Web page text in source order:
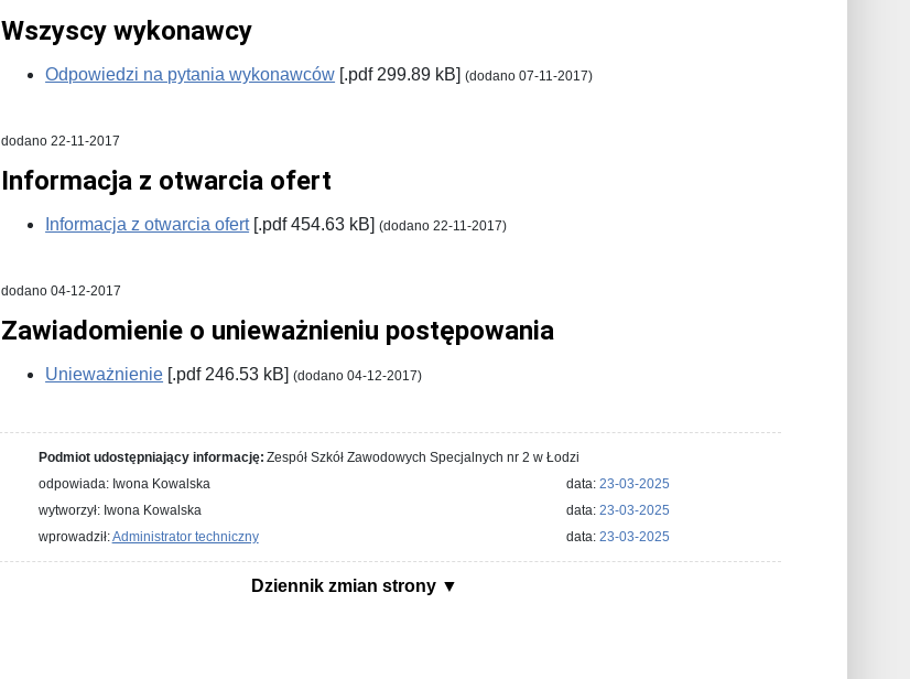
Wszyscy wykonawcy
Odpowiedzi na pytania wykonawców [.pdf 299.89 kB](dodano 07-11-2017)
dodano 22-11-2017
Informacja z otwarcia ofert
Informacja z otwarcia ofert[.pdf 454.63 kB](dodano 22-11-2017)
dodano 04-12-2017
Zawiadomienie o unieważnieniu postępowania
Unieważnienie [.pdf 246.53 kB](dodano 04-12-2017)
Podmiot udostępniający informację: Zespół Szkół Zawodowych Specjalnych nr 2 w Łodzi
odpowiada: Iwona Kowalska
data:23-03-2025
wytworzył: Iwona Kowalska
data:23-03-2025
wprowadził:Administrator techniczny data:23-03-2025
Dziennik zmian strony